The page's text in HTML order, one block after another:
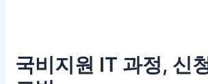
국비지원 IT 과정, 신